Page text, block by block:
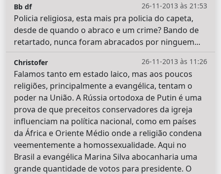
26-11-2013 às 21:53
Bb df
Policia religiosa, esta mais pra policia do capeta,
desde de quando o abraco e um crime? Bando de
retartado, nunca foram abracados por ninguem...
26-11-2013 às 11:26
Christofer
Falamos tanto em estado laico, mas aos poucos
religiões, principalmente a evangélica, tentam o
poder na União. A Rússia ortodoxa de Putin é uma
prova de que preceitos conservadores da igreja
influenciam na política nacional, como em países
da África e Oriente Médio onde a religião condena
veementemente a homossexualidade. Aqui no
Brasil a evangélica Marina Silva abocanharia uma
grande quantidade de votos para presidente. O